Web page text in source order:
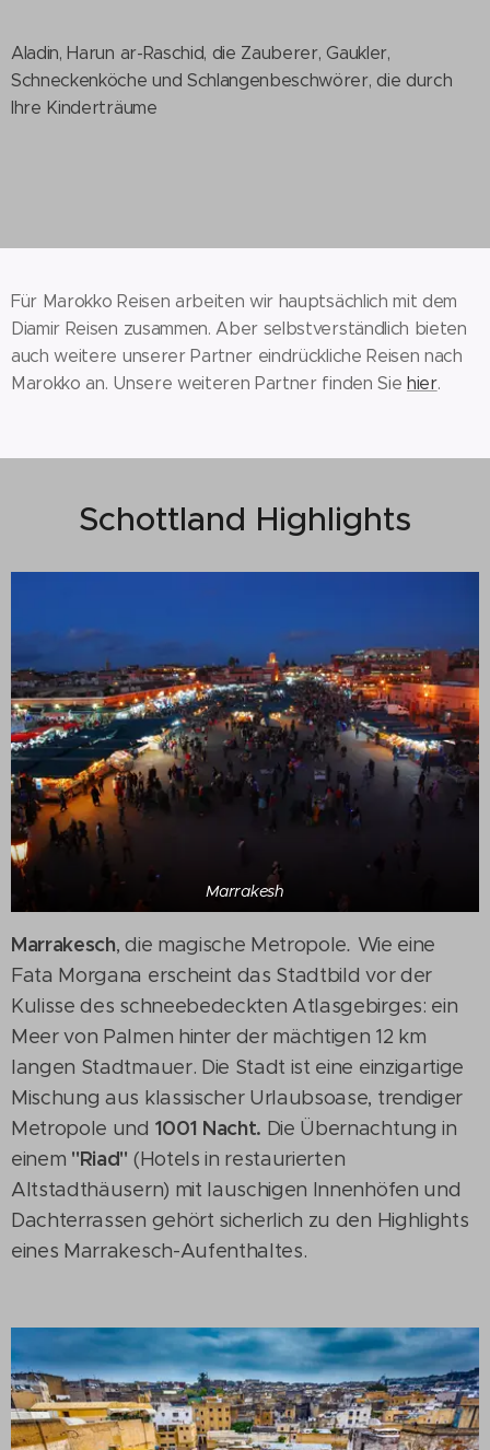
Aladin, Harun ar-Raschid, die Zauberer, Gaukler,
Schneckenköche und Schlangenbeschwörer, die durch
Ihre Kinderträume
Für Marokko Reisen arbeiten wir hauptsächlich mit dem
Diamir Reisen zusammen. Aber selbstverständlich bieten
auch weitere unserer Partner eindrückliche Reisen nach
Marokko an. Unsere weiteren Partner finden Sie hier.
Schottland Highlights
Marrakesh
Marrakesch, die magische Metropole. Wie eine
Fata Morgana erscheint das Stadtbild vor der
Kulisse des schneebedeckten Atlasgebirges: ein
Meer von Palmen hinter der mächtigen 12 km
langen Stadtmauer. Die Stadt ist eine einzigartige
Mischung aus klassischer Urlaubsoase, trendiger
Metropole und 1001 Nacht. Die Übernachtung in
einem "Riad" (Hotels in restaurierten
Altstadthäusern) mit lauschigen Innenhöfen und
Dachterrassen gehört sicherlich zu den Highlights
eines Marrakesch-Aufenthaltes.